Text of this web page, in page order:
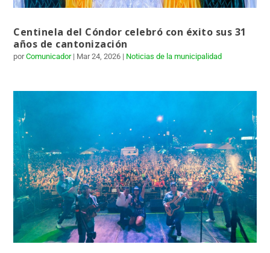
Centinela del Cóndor celebró con éxito sus 31
años de cantonización
porComunicador| Mar 24, 2026 | Noticias de la municipalidad